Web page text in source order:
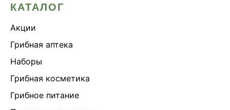
КАТАЛОГ
Акции
Грибная аптека
Наборы
Грибная косметика
Грибное питание